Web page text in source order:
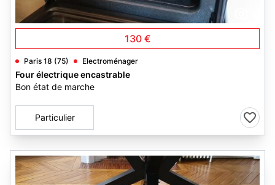
130 €
Paris 18 (75) Electroménager
Four électrique encastrable
Bon état de marche
Particulier